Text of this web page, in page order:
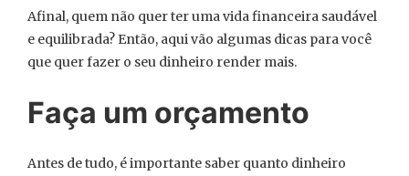
Afinal, quem não quer ter uma vida financeira saudável
e equilibrada? Então, aqui vão algumas dicas para você
que quer fazer o seu dinheiro render mais.
Faça um orçamento
Antes de tudo, é importante saber quanto dinheiro